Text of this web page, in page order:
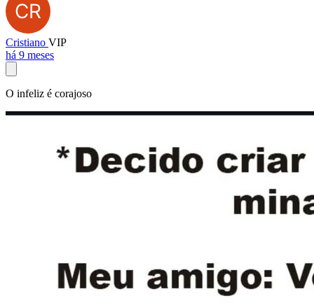
Cristiano VIP
há 9 meses
O infeliz é corajoso